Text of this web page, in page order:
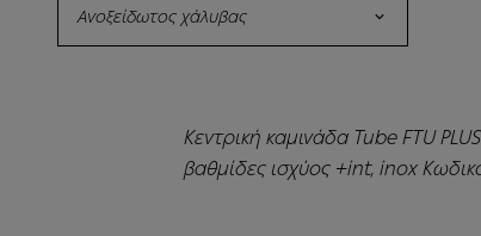
Ανοξείδωτος χάλυβας
Κεντρική καμινάδα Tube FTU
βαθμίδες ισχύος +int, inox